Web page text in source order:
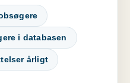
i databasen
årligt